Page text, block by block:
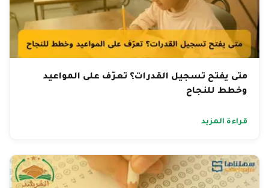
متى يفتح تسجيل القدرات؟ تعرّف على المواعيد
وخطط للنجاح
قراءة المزيد